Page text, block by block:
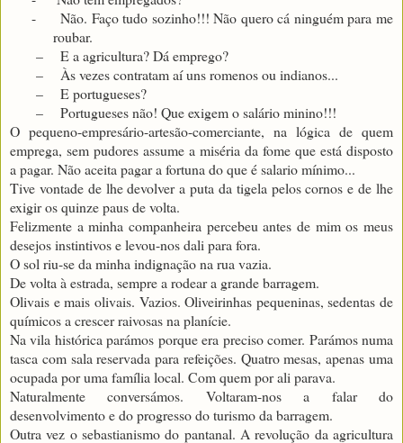
-
Não. Faço tudo sozinho!!! Não quero cá ninguém para me
roubar.
–
E a agricultura? Dá emprego?
–
Às vezes contratam aí uns romenos ou indianos...
–
E portugueses?
–
Portugueses não! Que exigem o salário minino!!!
O pequeno-empresário-artesão-comerciante, na lógica de quem
emprega, sem pudores assume a miséria da fome que está disposto
a pagar. Não aceita pagar a fortuna do que é salario mínimo...
Tive vontade de lhe devolver a puta da tigela pelos cornos e de lhe
exigir os quinze paus de volta.
Felizmente a minha companheira percebeu antes de mim os meus
desejos instintivos e levou-nos dali para fora.
O sol riu-se da minha indignação na rua vazia.
De volta à estrada, sempre a rodear a grande barragem.
Olivais e mais olivais. Vazios. Oliveirinhas pequeninas, sedentas de
químicos a crescer raivosas na planície.
Na vila histórica parámos porque era preciso comer. Parámos numa
tasca com sala reservada para refeições. Quatro mesas, apenas uma
ocupada por uma família local. Com quem por ali parava.
Naturalmente conversámos. Voltaram-nos a falar do
desenvolvimento e do progresso do turismo da barragem.
Outra vez o sebastianismo do pantanal. A revolução da agricultura